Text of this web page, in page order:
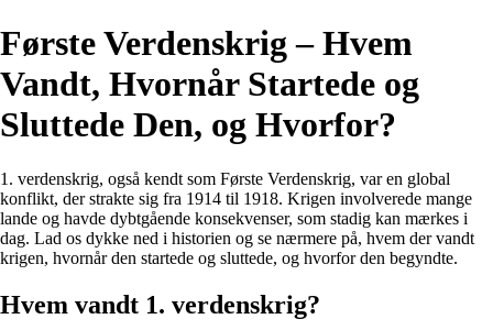
Første Verdenskrig – Hvem
Vandt, Hvornår Startede og
Sluttede Den, og Hvorfor?
1. verdenskrig, også kendt som Første Verdenskrig, var en global
konflikt, der strakte sig fra 1914 til 1918. Krigen involverede mange
lande og havde dybtgående konsekvenser, som stadig kan mærkes i
dag. Lad os dykke ned i historien og se nærmere på, hvem der vandt
krigen, hvornår den startede og sluttede, og hvorfor den begyndte.
Hvem vandt 1. verdenskrig?